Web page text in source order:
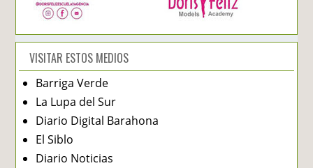
VISITAR ESTOS MEDIOS
Barriga Verde
La Lupa del Sur
Diario Digital Barahona
El Siblo
Diario Noticias